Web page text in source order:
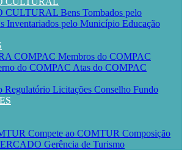
CULTURAL Bens Tombados pelo
Inventariados pelo Município Educação
COMPAC Membros do COMPAC
do COMPAC Atas do COMPAC
Regulatório Licitações Conselho Fundo
Compete ao COMTUR Composição
Gerência de Turismo